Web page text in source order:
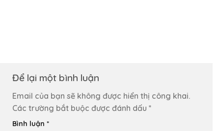
Để lại một bình luận
Email của bạn sẽ không được hiển thị công khai.
Các trường bắt buộc được đánh dấu *
Bình luận *